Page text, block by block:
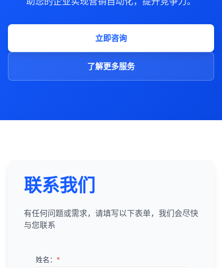
立即咨询
了解更多服务
联系我们
有任何问题或需求，请填写以下表单，我们会尽快
与您联系
姓名： *